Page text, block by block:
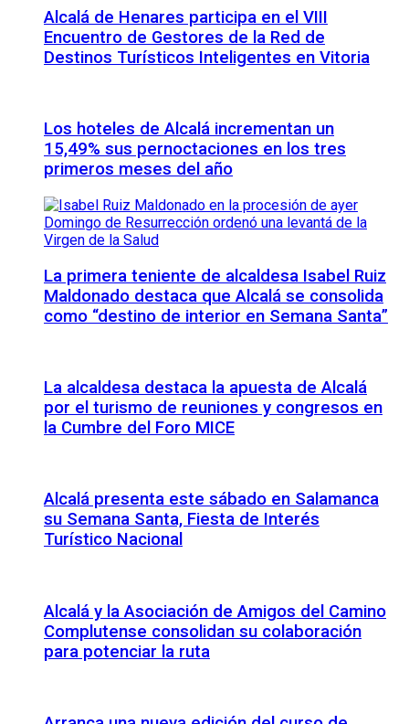
Alcalá de Henares participa en el VIII
Encuentro de Gestores de la Red de
Destinos Turísticos Inteligentes en Vitoria
Los hoteles de Alcalá incrementan un
15,49% sus pernoctaciones en los tres
primeros meses del año
La primera teniente de alcaldesa Isabel Ruiz
Maldonado destaca que Alcalá se consolida
como “destino de interior en Semana Santa”
La alcaldesa destaca la apuesta de Alcalá
por el turismo de reuniones y congresos en
la Cumbre del Foro MICE
Alcalá presenta este sábado en Salamanca
su Semana Santa, Fiesta de Interés
Turístico Nacional
Alcalá y la Asociación de Amigos del Camino
Complutense consolidan su colaboración
para potenciar la ruta